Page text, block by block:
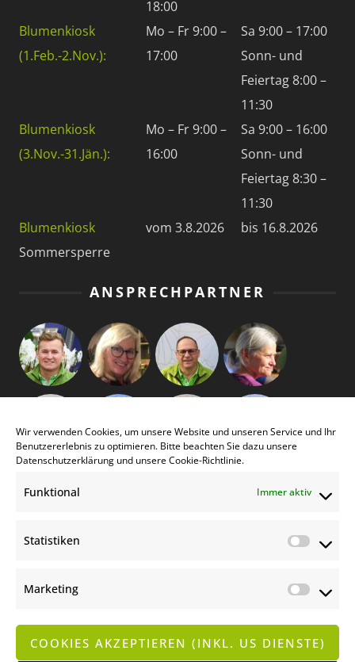
Wir verwenden Cookies, um unsere Website und unseren Service und Ihr
Benutzererlebnis zu optimieren. Bitte beachten Sie dazu unsere
Datenschutzerklärung und unsereCookie-Richtlinie.
Funktional Immer aktiv
Statistiken
Marketing
COOKIES AKZEPTIEREN (INKL. US DIENSTE)
18:00
Blumenkiosk
(1.Feb.-2.Nov.):
Mo – Fr 9:00 –
17:00
Sa 9:00 – 17:00
Sonn- und
Feiertag 8:00 –
11:30
Blumenkiosk
(3.Nov.-31.Jän.):
Mo – Fr 9:00 –
16:00
Sa 9:00 – 16:00
Sonn- und
Feiertag 8:30 –
11:30
Blumenkiosk
Sommersperre
vom 3.8.2026 bis 16.8.2026
ANSPRECHPARTNER